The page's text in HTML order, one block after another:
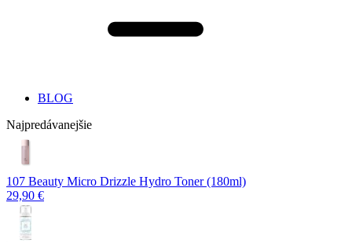
BLOG
Najpredávanejšie
107 Beauty Micro Drizzle Hydro Toner (180ml)
29,90 €